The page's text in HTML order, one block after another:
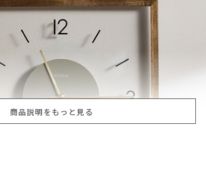
商品説明をもっと見る